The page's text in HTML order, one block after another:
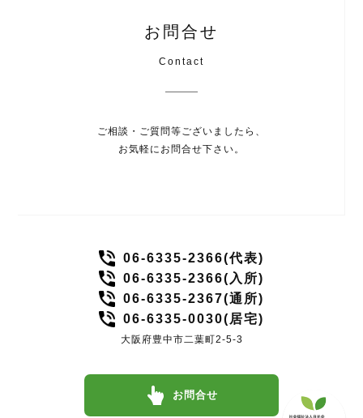
お問合せ
Contact
ご相談・ご質問等ございましたら、
お気軽にお問合せ下さい。
06-6335-2366(代表)
06-6335-2366(入所)
06-6335-2367(通所)
06-6335-0030(居宅)
大阪府豊中市二葉町2-5-3
お問合せ